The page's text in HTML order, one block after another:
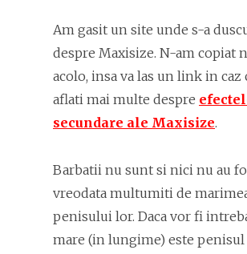
Am gasit un site unde s-a
despre Maxisize. N-am copiat
acolo, insa va las un link in caz
aflati mai multe despre
secundare ale Maxisize.
Barbatii nu sunt si nici nu au
vreodata multumiti de
penisului lor. Daca vor fi
mare (in lungime) este penisul